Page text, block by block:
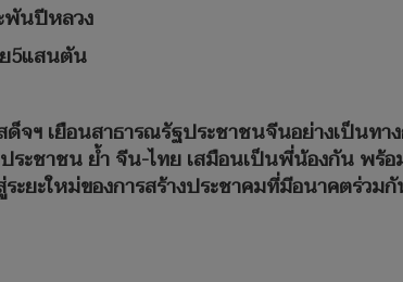
พันปีหลวง
5แสนตัน
จฯ เยือนสาธารณรัฐประชาชนจีนอย่างเป็นทา
ระชาชน ย้ำ จีน-ไทย เสมือนเป็นพี่น้องกัน พร้
ยะใหม่ของการสร้างประชาคมที่มีอนาคตร่วม